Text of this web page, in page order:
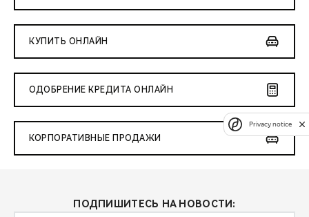
КУПИТЬ ОНЛАЙН
ОДОБРЕНИЕ КРЕДИТА ОНЛАЙН
КОРПОРАТИВНЫЕ ПРОДАЖИ
ПОДПИШИТЕСЬ НА НОВОСТИ:
Privacy notice